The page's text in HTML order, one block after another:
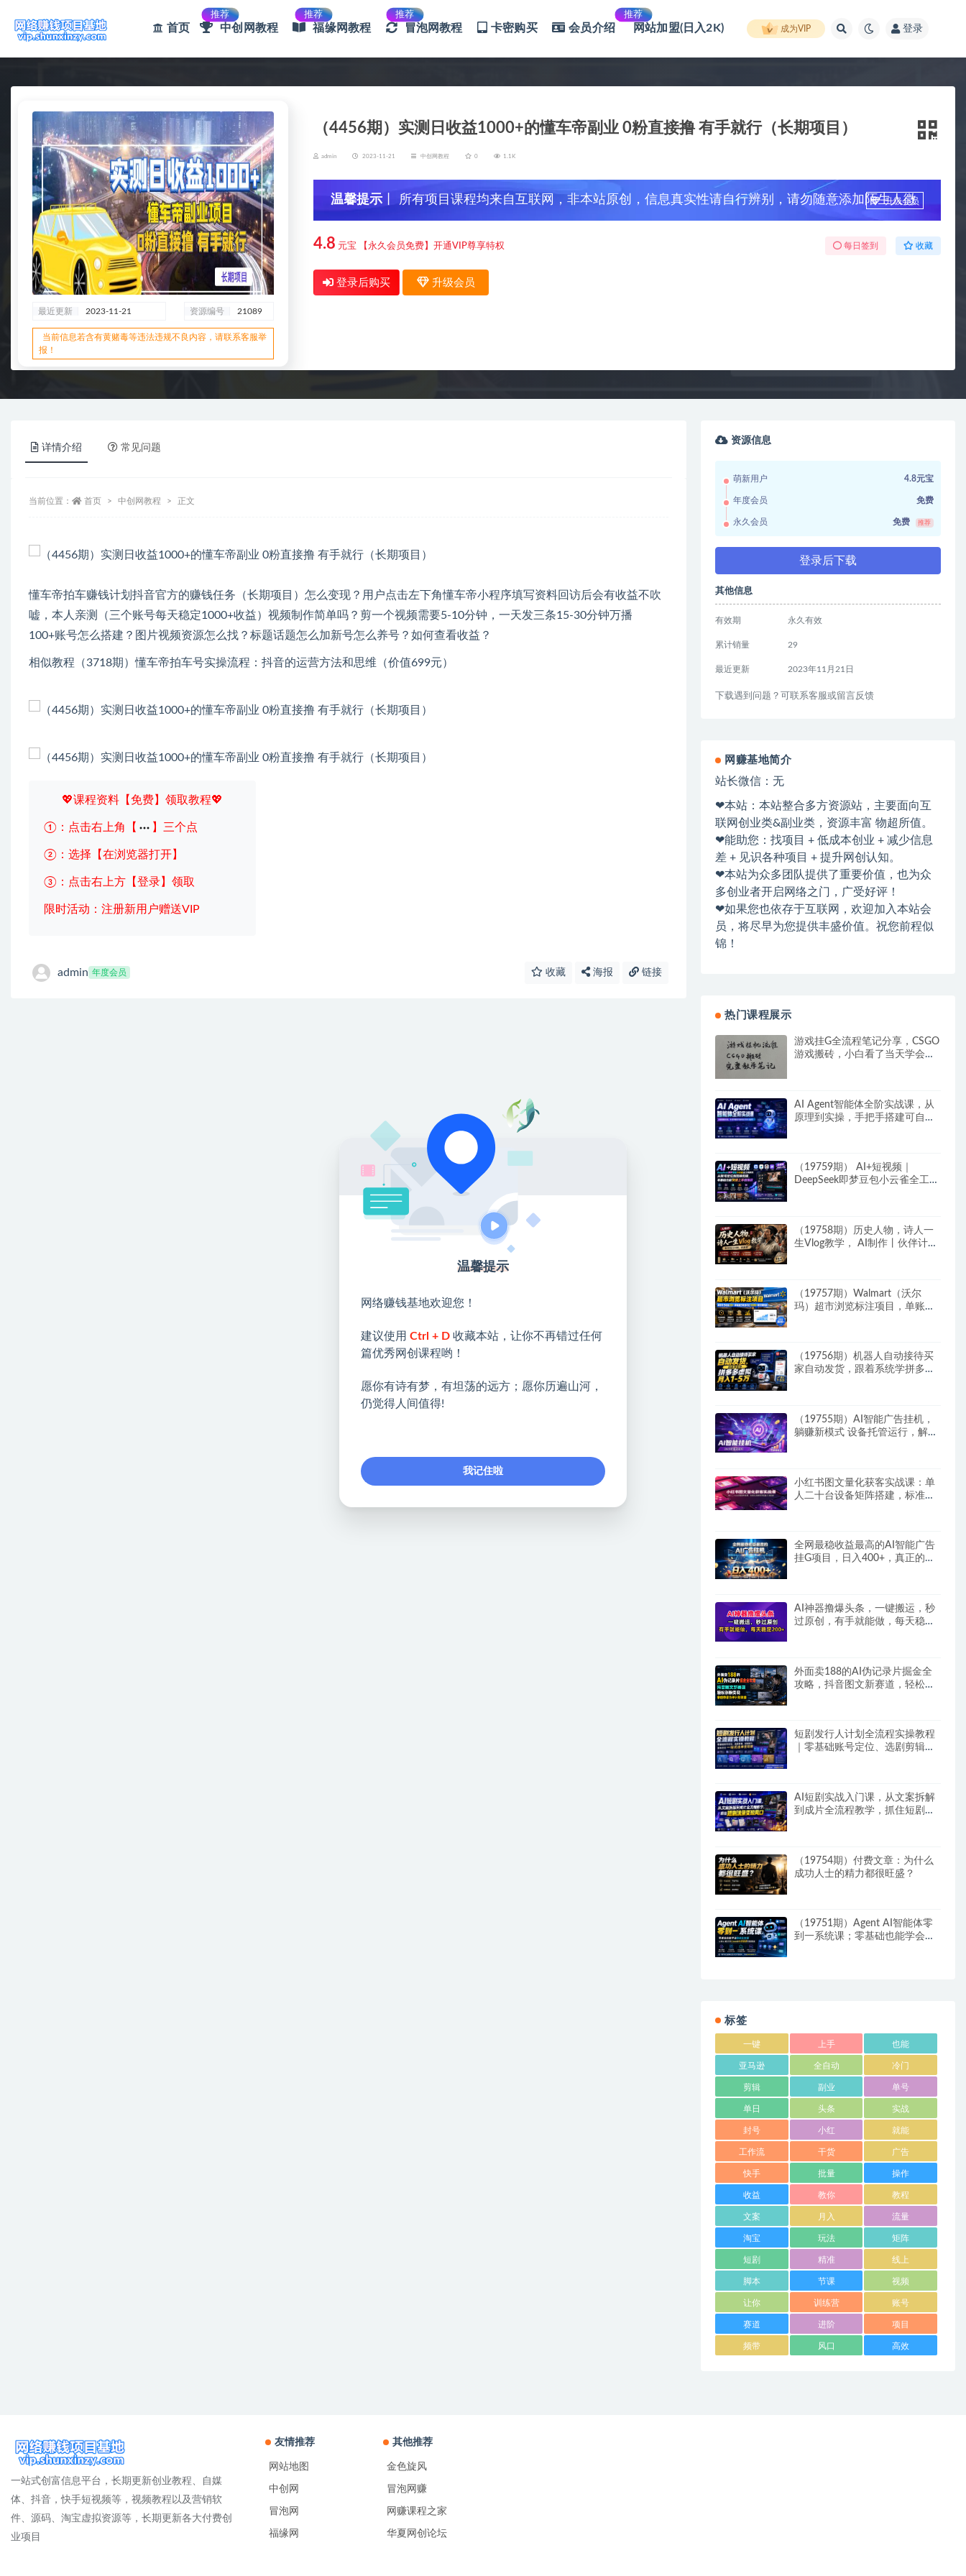
首页
推荐
中创网教程
推荐
福缘网教程
推荐
冒泡网教程 卡密购买 会员介绍
推荐
网站加盟(日入2K) 成为VIP 登录
最近更新 2023-11-21 资源编号 21089
当前信息若含有黄赌毒等违法违规不良内容，请联系客服举
报！
（4456期）实测日收益1000+的懂车帝副业 0粉直接撸 有手就行（长期项目）
admin 2023-11-21 中创网教程 0 1.1K
温馨提示 丨 所有项目课程均来自互联网，非本站原创，信息真实性请自行辨别，请勿随意添加陌生人微
信，谨防上当受骗！
升级会员
4.8 元宝 【永久会员免费】开通VIP尊享特权 每日签到 收藏
登录后购买 升级会员
详情介绍 常见问题
当前位置： 首页 中创网教程 正文
懂车帝拍车赚钱计划抖音官方的赚钱任务（长期项目）怎么变现？用户点击左下角懂车帝小程序填写资料回访后会有收益不吹
嘘，本人亲测（三个账号每天稳定1000+收益）视频制作简单吗？剪一个视频需要5-10分钟，一天发三条15-30分钟万播
100+账号怎么搭建？图片视频资源怎么找？标题话题怎么加新号怎么养号？如何查看收益？
相似教程（3718期）懂车帝拍车号实操流程：抖音的运营方法和思维（价值699元）
💖课程资料【免费】领取教程💖
①：点击右上角【 】三个点
②：选择【在浏览器打开】
③：点击右上方【登录】领取
限时活动：注册新用户赠送VIP
admin 年度会员 收藏 海报 链接
资源信息
萌新用户 4.8元宝
年度会员 免费
永久会员 免费 推荐
登录后下载
其他信息
有效期 永久有效
累计销量 29
最近更新 2023年11月21日
下载遇到问题？可联系客服或留言反馈
网赚基地简介
站长微信：无
❤本站：本站整合多方资源站，主要面向互
联网创业类&副业类，资源丰富 物超所值。
❤能助您：找项目 + 低成本创业 + 减少信息
差 + 见识各种项目 + 提升网创认知。
❤本站为众多团队提供了重要价值，也为众
多创业者开启网络之门，广受好评！
❤如果您也依存于互联网，欢迎加入本站会
员，将尽早为您提供丰盛价值。祝您前程似
锦！
热门课程展示
游戏挂G全流程笔记分享，CSGO
游戏搬砖，小白看了当天学会见
AI Agent智能体全阶实战课，从
原理到实操，手把手搭建可自动
（19759期） AI+短视频｜
DeepSeek即梦豆包小云雀全工具
（19758期）历史人物，诗人一
生Vlog教学， AI制作丨伙伴计划
（19757期）Walmart（沃尔
玛）超市浏览标注项目，单账号
（19756期）机器人自动接待买
家自动发货，跟着系统学拼多多
（19755期）AI智能广告挂机，
躺赚新模式 设备托管运行，解放
小红书图文量化获客实战课：单
人二十台设备矩阵搭建，标准化
全网最稳收益最高的AI智能广告
挂G项目，日入400+，真正的躺
AI神器撸爆头条，一键搬运，秒
过原创，有手就能做，每天稳定
外面卖188的AI伪记录片掘金全
攻略，抖音图文新赛道，轻松涨
短剧发行人计划全流程实操教程
｜零基础账号定位、选剧剪辑、
AI短剧实战入门课，从文案拆解
到成片全流程教学，抓住短剧流
（19754期）付费文章：为什么
成功人士的精力都很旺盛？
（19751期）Agent AI智能体零
到一系统课；零基础也能学会自
标签
一键 上手 也能
亚马逊 全自动 冷门
剪辑 副业 单号
单日 头条 实战
封号 小红 就能
工作流 干货 广告
快手 批量 操作
收益 教你 教程
文案 月入 流量
淘宝 玩法 矩阵
短剧 精准 线上
脚本 节课 视频
让你 训练营 账号
赛道 进阶 项目
频带 风口 高效
一站式创富信息平台，长期更新创业教程、自媒
体、抖音，快手短视频等，视频教程以及营销软
件、源码、淘宝虚拟资源等，长期更新各大付费创
业项目
友情推荐
网站地图
中创网
冒泡网
福缘网
其他推荐
金色旋风
冒泡网赚
网赚课程之家
华夏网创论坛
温馨提示
网络赚钱基地欢迎您！
建议使用 Ctrl + D 收藏本站，让你不再错过任何
篇优秀网创课程哟！
愿你有诗有梦，有坦荡的远方；愿你历遍山河，
仍觉得人间值得!
我记住啦